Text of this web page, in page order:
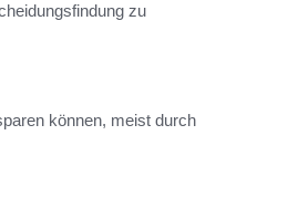
zu
können, meist durch